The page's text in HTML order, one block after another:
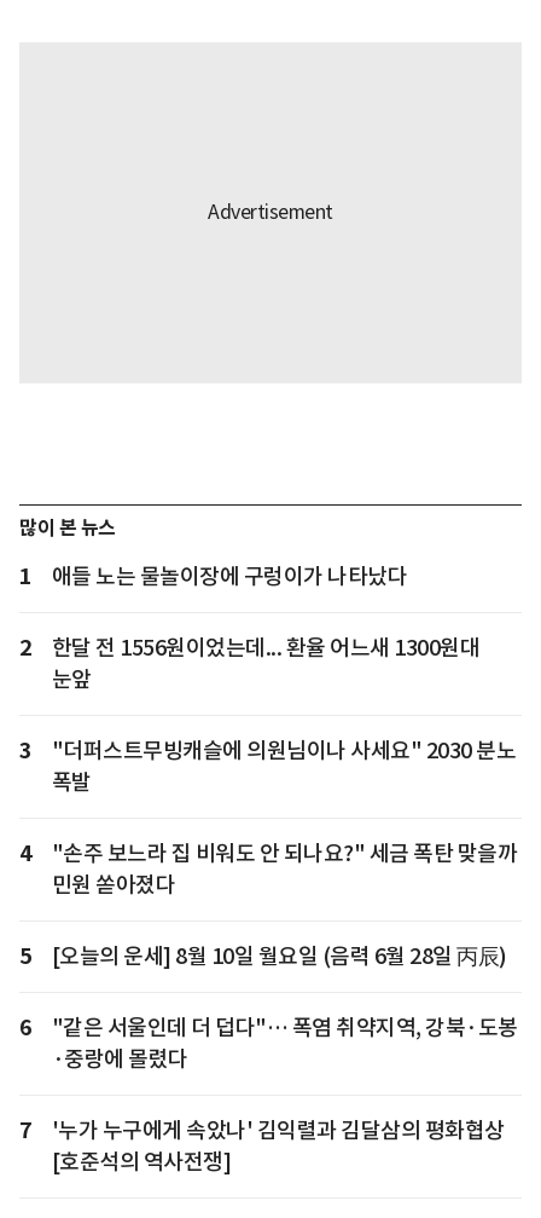
많이 본 뉴스
1 애들 노는 물놀이장에 구렁이가 나타났다
2
한달 전 1556원이었는데... 환율 어느새 1300원대
눈앞
3
"더퍼스트무빙캐슬에 의원님이나 사세요" 2030 분노
폭발
4
"손주 보느라 집 비워도 안 되나요?" 세금 폭탄 맞을까
민원 쏟아졌다
5 [오늘의 운세] 8월 10일 월요일 (음력 6월 28일 丙辰)
6
"같은 서울인데 더 덥다"… 폭염 취약지역, 강북·도봉
·중랑에 몰렸다
7
'누가 누구에게 속았나' 김익렬과 김달삼의 평화협상
[호준석의 역사전쟁]